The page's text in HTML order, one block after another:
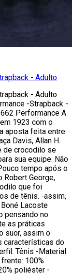
- Adulto
- Adulto
-Strapback -
Performance A
1923 com o
aposta feita entre
Davis, Allan H.
de crocodilo se
sua equipe. Não
tempo após o
Robert George,
que foi
de tênis. -assim,
Boné Lacoste
pensando no
as práticas
suor, assim o
características do
Tênis -Material:
100%
poliéster -